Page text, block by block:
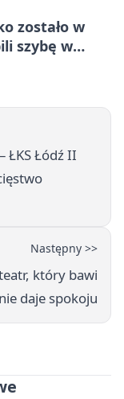
zostało w
szybę w
ŁKS Łódź II
Następny >>
który bawi
daje spokoju